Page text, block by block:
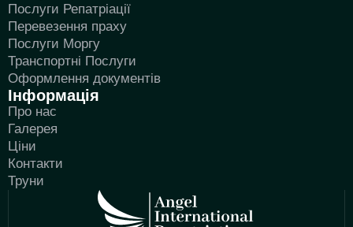
Послуги Репатріації
Перевезення праху
Послуги Моргу
Транспортні Послуги
Оформлення документів
Інформація
Про нас
Галерея
Ціни
Контакти
Труни